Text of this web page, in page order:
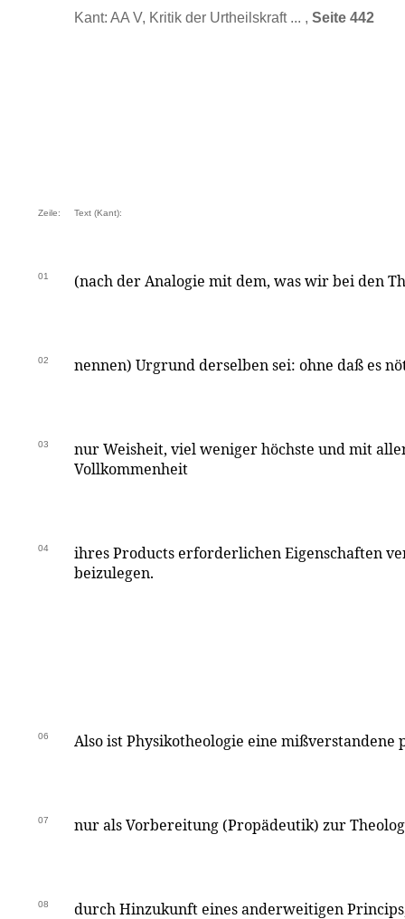
Kant: AA V, Kritik der Urtheilskraft ... , Seite 442
Zeile: Text (Kant):
01 (nach der Analogie mit dem, was wir bei den
02 nennen) Urgrund derselben sei: ohne daß es
03
nur Weisheit, viel weniger höchste und mit
Vollkommenheit
04
ihres Products erforderlichen Eigenschaften
beizulegen.
06 Also ist Physikotheologie eine mißverstandene
07 nur als Vorbereitung (Propädeutik) zur
08 durch Hinzukunft eines anderweitigen